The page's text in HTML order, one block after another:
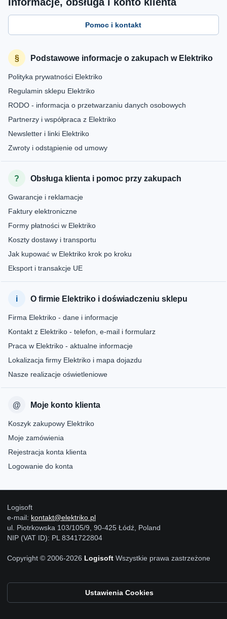
Pomoc i kontakt
Podstawowe informacje o zakupach w Elektriko
Polityka prywatności Elektriko
Regulamin sklepu Elektriko
RODO - informacja o przetwarzaniu danych osobowych
Partnerzy i współpraca z Elektriko
Newsletter i linki Elektriko
Zwroty i odstąpienie od umowy
Obsługa klienta i pomoc przy zakupach
Gwarancje i reklamacje
Faktury elektroniczne
Formy płatności w Elektriko
Koszty dostawy i transportu
Jak kupować w Elektriko krok po kroku
Eksport i transakcje UE
O firmie Elektriko i doświadczeniu sklepu
Firma Elektriko - dane i informacje
Kontakt z Elektriko - telefon, e-mail i formularz
Praca w Elektriko - aktualne informacje
Lokalizacja firmy Elektriko i mapa dojazdu
Nasze realizacje oświetleniowe
Moje konto klienta
Koszyk zakupowy Elektriko
Moje zamówienia
Rejestracja konta klienta
Logowanie do konta
Logisoft
e-mail: kontakt@elektriko.pl
ul. Piotrkowska 103/105/9, 90-425 Łódź, Poland
NIP (VAT ID): PL 8341722804
Copyright © 2006-2026 Logisoft Wszystkie prawa zastrzeżone
Ustawienia Cookies